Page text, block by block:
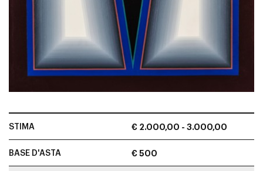
STIMA € 2.000,00 - 3.000,00
BASE D'ASTA € 500